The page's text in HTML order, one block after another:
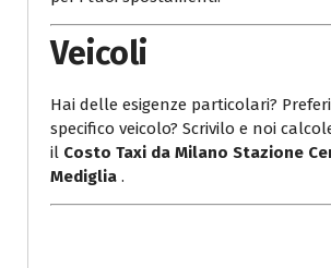
Veicoli
Hai delle esigenze particolari?
specifico veicolo? Scrivilo e noi
il Costo Taxi da Milano Stazione
Mediglia .